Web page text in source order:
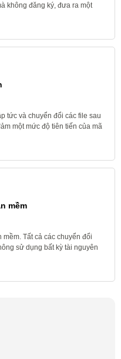
không đăng ký, đưa ra một
tức và chuyển đổi các file sau
một mức độ tiên tiến của mã
mềm
Tất cả các chuyển đổi
sử dụng bất kỳ tài nguyên